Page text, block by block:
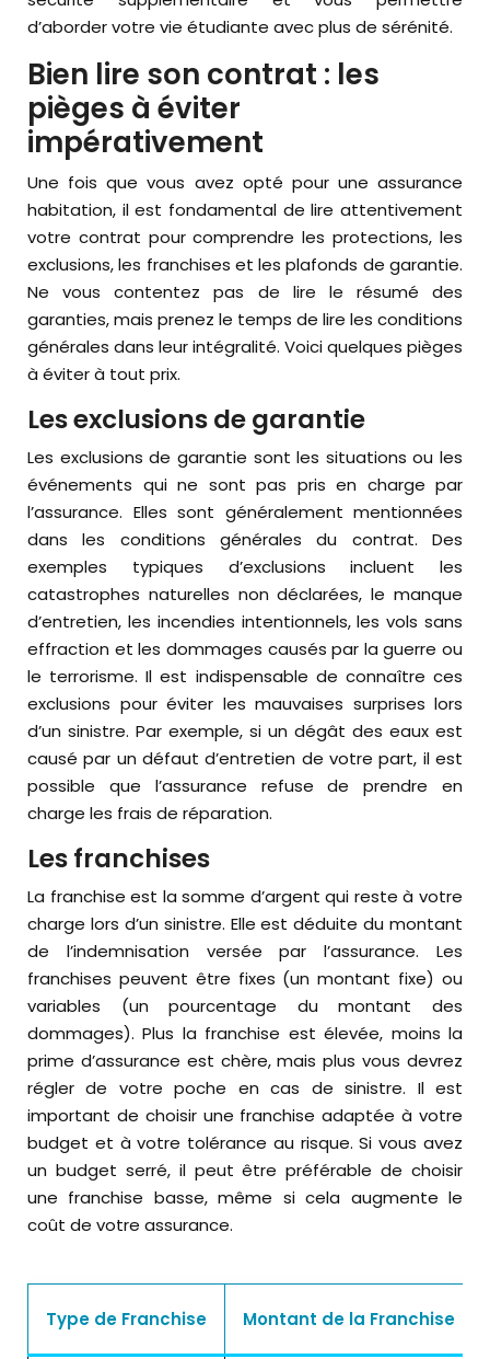
d’aborder votre vie étudiante avec plus de sérénité.
Bien lire son contrat : les
pièges à éviter
impérativement
Une fois que vous avez opté pour une assurance
habitation, il est fondamental de lire attentivement
votre contrat pour comprendre les protections, les
exclusions, les franchises et les plafonds de garantie.
Ne vous contentez pas de lire le résumé des
garanties, mais prenez le temps de lire les conditions
générales dans leur intégralité. Voici quelques pièges
à éviter à tout prix.
Les exclusions de garantie
Les exclusions de garantie sont les situations ou les
événements qui ne sont pas pris en charge par
l’assurance. Elles sont généralement mentionnées
dans les conditions générales du contrat. Des
exemples typiques d’exclusions incluent les
catastrophes naturelles non déclarées, le manque
d’entretien, les incendies intentionnels, les vols sans
effraction et les dommages causés par la guerre ou
le terrorisme. Il est indispensable de connaître ces
exclusions pour éviter les mauvaises surprises lors
d’un sinistre. Par exemple, si un dégât des eaux est
causé par un défaut d’entretien de votre part, il est
possible que l’assurance refuse de prendre en
charge les frais de réparation.
Les franchises
La franchise est la somme d’argent qui reste à votre
charge lors d’un sinistre. Elle est déduite du montant
de l’indemnisation versée par l’assurance. Les
franchises peuvent être fixes (un montant fixe) ou
variables (un pourcentage du montant des
dommages). Plus la franchise est élevée, moins la
prime d’assurance est chère, mais plus vous devrez
régler de votre poche en cas de sinistre. Il est
important de choisir une franchise adaptée à votre
budget et à votre tolérance au risque. Si vous avez
un budget serré, il peut être préférable de choisir
une franchise basse, même si cela augmente le
coût de votre assurance.
Type de Franchise Montant de la Franchise